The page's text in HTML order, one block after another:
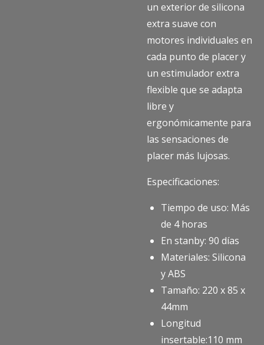
un exterior de silicona
extra suave con
motores individuales en
cada punto de placer y
un estimulador extra
flexible que se adapta
libre y
ergonómicamente para
las sensaciones de
placer más lujosas.
Especificaciones:
Tiempo de uso: Más
de 4 horas
En stanby: 90 días
Materiales: Silicona
y ABS
Tamaño: 220 x 85 x
44mm
Longitud
insertable:110 mm